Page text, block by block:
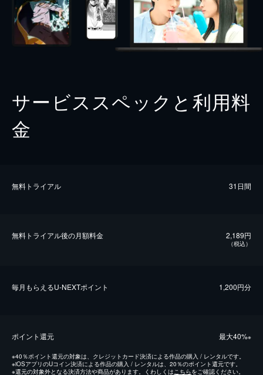
サービススペックと利用料
金
無料トライアル 31日間
無料トライアル後の⽉額料金 2,189円
（税込）
毎⽉もらえるU-NEXTポイント 1,200円分
ポイント還元 最⼤40%※
※40％ポイント還元の対象は、クレジットカード決済による作品の購入 / レンタルです。
※iOSアプリのUコイン決済による作品の購入 / レンタルは、20％のポイント還元です。
※還元の対象外となる決済方法や商品があります。くわしくはこちらをご確認ください。